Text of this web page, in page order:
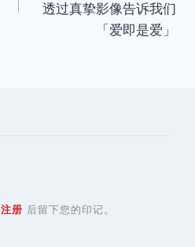
透过真挚影像告诉我们
「爱即是爱」
注册 后留下您的印记。